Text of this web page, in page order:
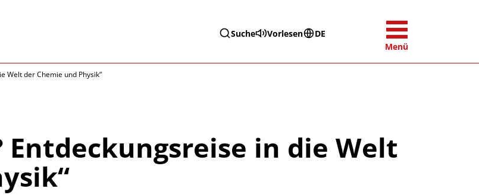
Suche Vorlesen
DE
Menü
Welt der Chemie und Physik“
Entdeckungsreise in die Welt